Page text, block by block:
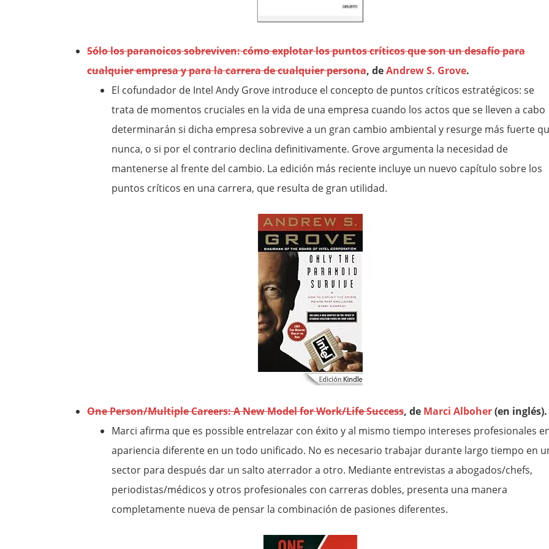
Sólo los paranoicos sobreviven: cómo explotar los puntos críticos que son un desafío para
cualquier empresa y para la carrera de cualquier persona, deAndrew S. Grove.
El cofundador de Intel Andy Grove introduce el concepto de puntos críticos estratégicos: se
trata de momentos cruciales en la vida de una empresa cuando los actos que se lleven a cabo
determinarán si dicha empresa sobrevive a un gran cambio ambiental y resurge más fuerte
nunca, o si por el contrario declina definitivamente. Grove argumenta la necesidad de
mantenerse al frente del cambio. La edición más reciente incluye un nuevo capítulo sobre los
puntos críticos en una carrera, que resulta de gran utilidad.
One Person/Multiple Careers: A New Model for Work/Life Success, de Marci Alboher(en inglés).
Marci afirma que es possible entrelazar con éxito y al mismo tiempo intereses profesionales
apariencia diferente en un todo unificado. No es necesario trabajar durante largo tiempo en
sector para después dar un salto aterrador a otro. Mediante entrevistas a abogados/chefs,
periodistas/médicos y otros profesionales con carreras dobles, presenta una manera
completamente nueva de pensar la combinación de pasiones diferentes.